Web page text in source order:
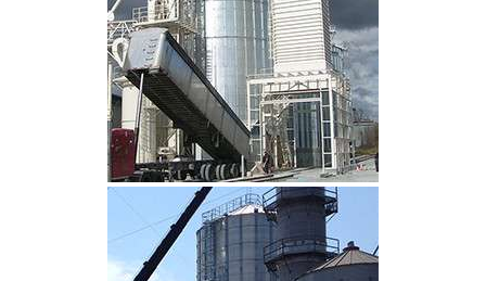
CLIQUEZ POUR AGRANDIR